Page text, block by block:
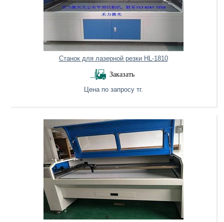
Станок для лазерной резки HL-1810
Заказать
Цена по запросу тг.